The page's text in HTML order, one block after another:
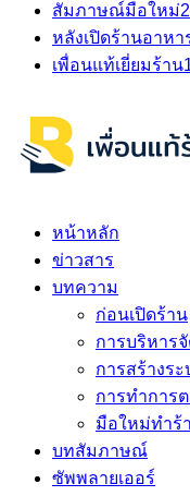
สัมภาษณ์มือใหม่
หลังเปิดร้านอาหา
เพื่อนแท้เยี่ยมร้าน
หน้าหลัก
ข่าวสาร
บทความ
ก่อนเปิดร้าน
การบริหาร
การสร้างร
การทำการ
มือใหม่ทำร้
บทสัมภาษณ์
ซัพพลายเออร์